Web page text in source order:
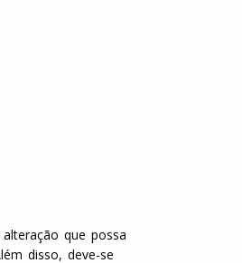
que possa
disso, deve-se